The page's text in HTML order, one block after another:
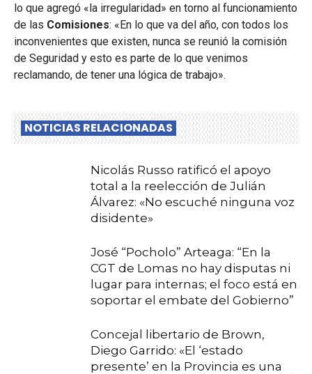
lo que agregó «la irregularidad» en torno al funcionamiento
de las Comisiones: «En lo que va del año, con todos los
inconvenientes que existen, nunca se reunió la comisión
de Seguridad y esto es parte de lo que venimos
reclamando, de tener una lógica de trabajo».
NOTICIAS RELACIONADAS
Nicolás Russo ratificó el apoyo
total a la reelección de Julián
Álvarez: «No escuché ninguna voz
disidente»
José “Pocholo” Arteaga: “En la
CGT de Lomas no hay disputas ni
lugar para internas; el foco está en
soportar el embate del Gobierno”
Concejal libertario de Brown,
Diego Garrido: «El ‘estado
presente’ en la Provincia es una